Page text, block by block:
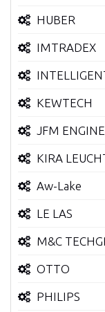
HUBER
IMTRADEX
KEWTECH
JFM
KIRA
Aw-Lake
LE LAS
M&C
OTTO
PHILIPS